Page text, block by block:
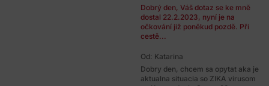
Dobrý den, Váš dotaz se ke mně
dostal 22.2.2023, nyní je na
očkování již poněkud pozdě. Při
cestě...
Od: Katarina
Dobry den, chcem sa opytat aka je
aktualna situacia so ZIKA virusom